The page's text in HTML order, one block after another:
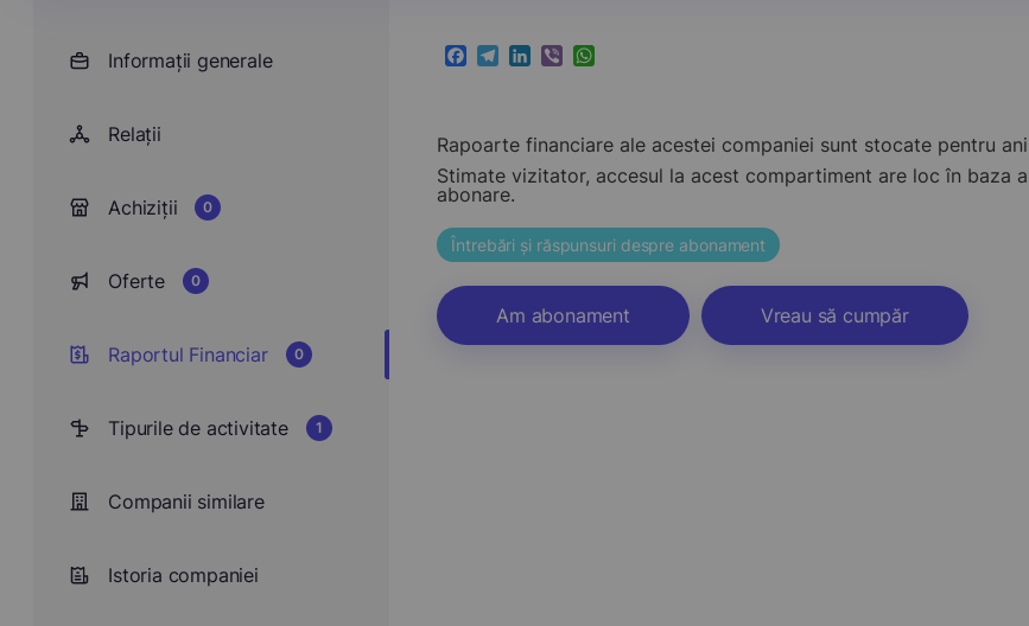
Informații generale
Relații
Achiziții 0
Oferte 0
Raportul Financiar 0
Tipurile de activitate 1
Companii similare
Istoria companiei
Facebook
Telegram
LinkedIn
ViberWhatsApp
Rapoarte financiare ale acestei companiei sunt stocate pentru
Stimate vizitator, accesul la acest compartiment are loc în baza
abonare.
Întrebări și răspunsuri despre abonament
Am abonament Vreau să cumpăr